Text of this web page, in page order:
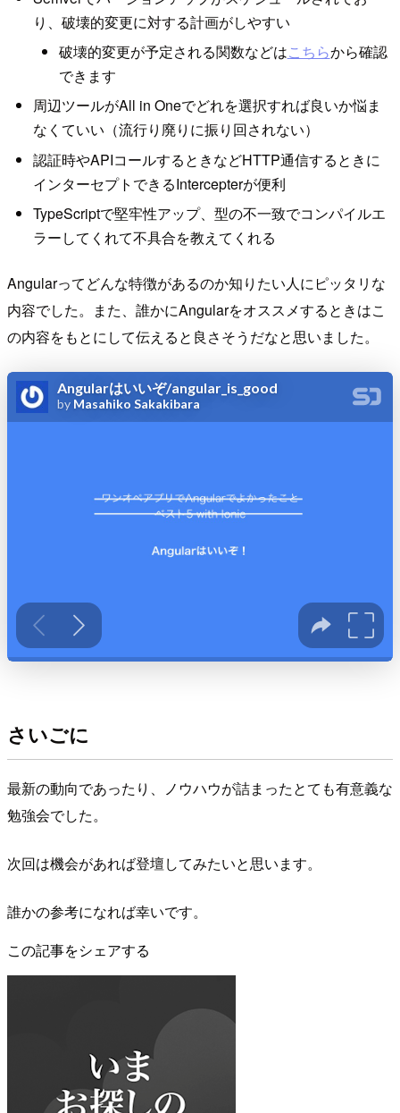
り、破壊的変更に対する計画がしやすい
破壊的変更が予定される関数などはこちらから確認
できます
周辺ツールがAll in Oneでどれを選択すれば良いか悩ま
なくていい（流行り廃りに振り回されない）
認証時やAPIコールするときなどHTTP通信するときに
インターセプトできるIntercepterが便利
TypeScriptで堅牢性アップ、型の不一致でコンパイルエ
ラーしてくれて不具合を教えてくれる
Angularってどんな特徴があるのか知りたい人にピッタリな
内容でした。また、誰かにAngularをオススメするときはこ
の内容をもとにして伝えると良さそうだなと思いました。
さいごに
最新の動向であったり、ノウハウが詰まったとても有意義な
勉強会でした。
次回は機会があれば登壇してみたいと思います。
誰かの参考になれば幸いです。
この記事をシェアする